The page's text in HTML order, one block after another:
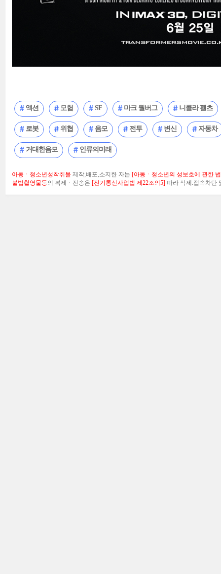
액션 모험 SF 마크 월버그 니콜라 펠츠
로봇 위협 음모 전투 변신 자동차
거대한음모 인류의미래
아동ㆍ청소년성착취물 제작,배포,소지한 자는 [아동ㆍ청소년의 성보호에 관한
불법촬영물등의 복제ㆍ전송은 [전기통신사업법 제22조의5] 따라 삭제.접속차단